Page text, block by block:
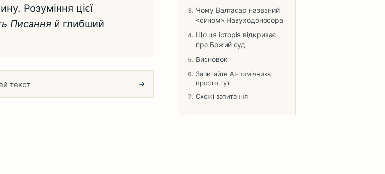
Розуміння цієї
Писання й глибший
текст
Чому Валтасар названий
«сином» Навуходоносора
Що ця історія відкриває
про Божий суд
Висновок
Запитайте AI-помічника
просто тут
Схожі запитання